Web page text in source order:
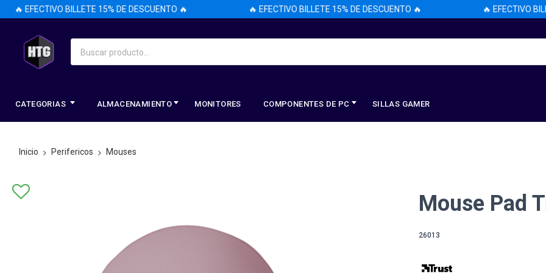
EFECTIVO BILLETE 15% DE DESCUENTO 🔥 🔥 EFECTIVO BILLETE 15% DE DESCUENTO 🔥 🔥 EFECTIVO
CATEGORIAS ALMACENAMIENTO MONITORES COMPONENTES DE PC SILLAS GAMER
Inicio Perifericos Mouses
Mouse Pad
26013